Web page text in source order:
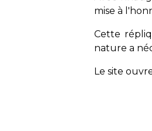
mise à
Cette
nature a
Le site